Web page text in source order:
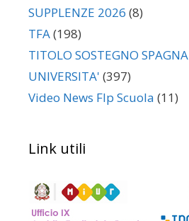
SUPPLENZE 2026 (8)
TFA(198)
TITOLO SOSTEGNO SPAGNA
UNIVERSITA' (397)
Video News Flp Scuola (11)
Link utili